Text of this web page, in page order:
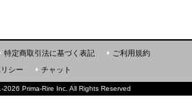
特定商取引法に基づく表記
ご利用規約
シー チャット
2026 Prima-Rire Inc. All Rights Reserved